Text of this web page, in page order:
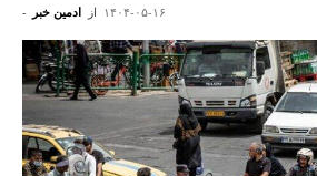
از ادمین خبر - ۱۴۰۴-۰۵-۱۶